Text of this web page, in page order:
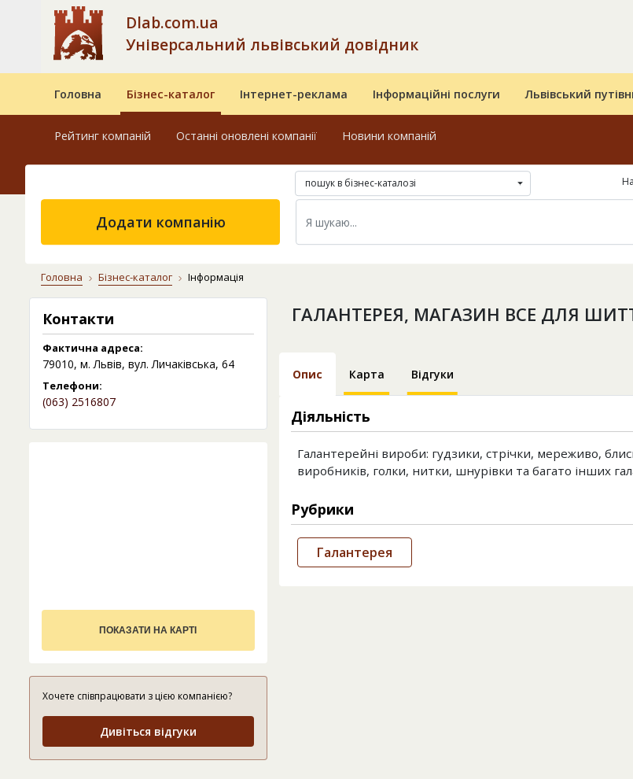
Dlab.com.ua
Універсальний львівський довідник
Головна Бізнес-каталог Інтернет-реклама Інформаційні послуги Львівський
Рейтинг компаній Останні оновлені компанії Новини компаній
пошук в бізнес-каталозі
Додати компанію
Головна Бізнес-каталог Інформація
Контакти
Фактична адреса:
79010, м. Львів, вул. Личаківська, 64
Телефони:
(063) 2516807
ПОКАЗАТИ НА КАРТІ
Хочете співпрацювати з цією компанією?
Дивіться відгуки
ГАЛАНТЕРЕЯ, МАГАЗИН ВСЕ ДЛЯ
Опис Карта Відгуки
Діяльність
Галантерейні вироби: гудзики, стрічки, мереживо,
виробників, голки, нитки, шнурівки та багато інших
Рубрики
Галантерея